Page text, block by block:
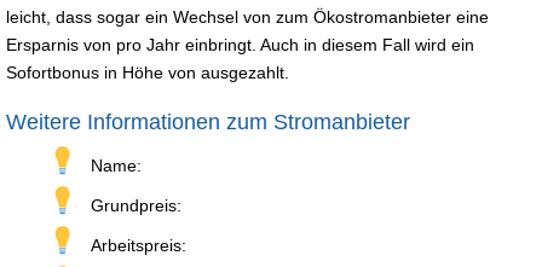
leicht, dass sogar ein Wechsel von zum Ökostromanbieter eine
Ersparnis von pro Jahr einbringt. Auch in diesem Fall wird ein
Sofortbonus in Höhe von ausgezahlt.
Weitere Informationen zum Stromanbieter
Name:
Grundpreis:
Arbeitspreis: